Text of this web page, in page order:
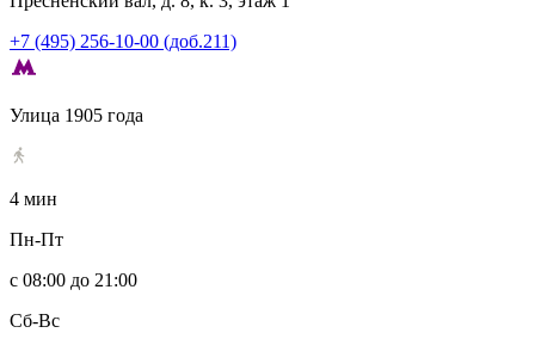
+7 (495) 256-10-00 (доб.211)
Улица 1905 года
4 мин
Пн-Пт
с 08:00 до 21:00
Сб-Вс